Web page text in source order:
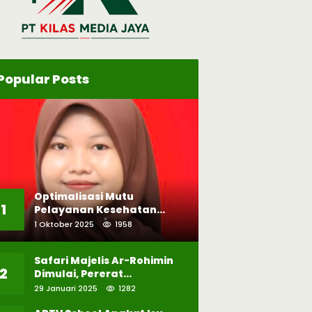
Posts
1
Optimalisasi Mutu
Pelayanan Kesehatan
Melalui Penerapan Patient
Safety
1 Oktober 2025 1958
2
Safari Majelis Ar-Rohimin
Dimulai, Pererat
Silaturahmi dan Kecintaan
29 Januari 2025 1282